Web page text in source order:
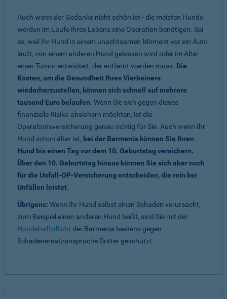
Auch wenn der Gedanke nicht schön ist - die meisten Hunde
werden im Laufe ihres Lebens eine Operation benötigen. Sei
es, weil Ihr Hund in einem unachtsamen Moment vor ein Auto
läuft, von einem anderen Hund gebissen wird oder im Alter
einen Tumor entwickelt, der entfernt werden muss. Die
Kosten, um die Gesundheit Ihres Vierbeiners
wiederherzustellen, können sich schnell auf mehrere
tausend Euro belaufen. Wenn Sie sich gegen dieses
finanzielle Risiko absichern möchten, ist die
Operationsversicherung genau richtig für Sie. Auch wenn Ihr
Hund schon älter ist, bei der Barmenia können Sie Ihren
Hund bis einen Tag vor dem 10. Geburtstag versichern.
Über den 10. Geburtstag hinaus können Sie sich aber noch
für die Unfall-OP-Versicherung entscheiden, die rein bei
Unfällen leistet.
Übrigens: Wenn Ihr Hund selbst einen Schaden verursacht,
zum Beispiel einen anderen Hund beißt, sind Sie mit der
Hundehaftpflicht der Barmenia bestens gegen
Schadenersatzansprüche Dritter geschützt.